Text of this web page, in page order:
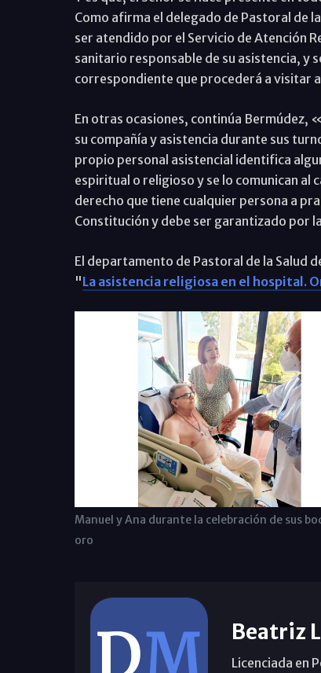
Como afirma el delegado de Pastoral de
ser atendido por el Servicio de Atención
sanitario responsable de su asistencia, y
correspondiente que procederá a visitar
En otras ocasiones, continúa Bermúdez,
su compañía y asistencia durante sus
propio personal asistencial identifica
espiritual o religioso y se lo comunican al
derecho que tiene cualquier persona a
Constitución y debe ser garantizado por
El departamento de Pastoral de la Salud
"La asistencia religiosa en el hospital.
Manuel y Ana durante la celebración de sus
oro
Beatriz
Licenciada en